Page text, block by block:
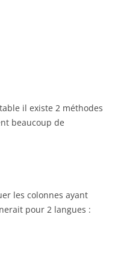
il existe 2 méthodes
beaucoup de
les colonnes ayant
pour 2 langues :